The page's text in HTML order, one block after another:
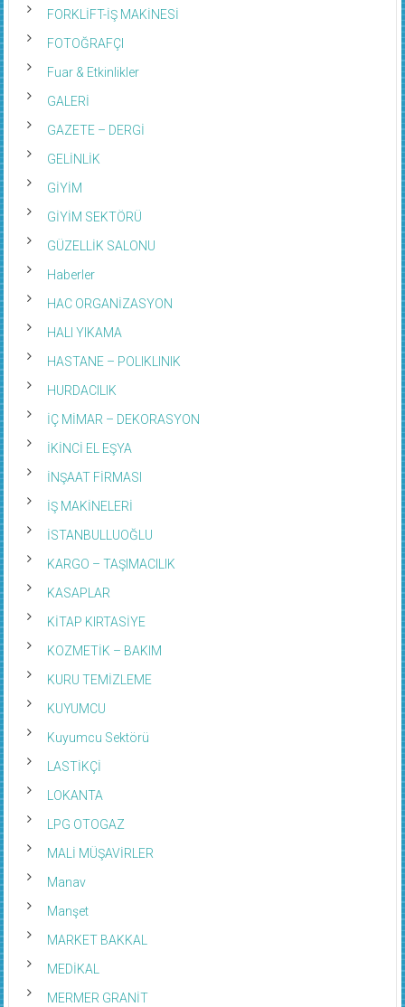
FORKLİFT-İŞ MAKİNESİ
FOTOĞRAFÇI
Fuar & Etkinlikler
GALERİ
GAZETE – DERGİ
GELİNLİK
GİYİM
GİYİM SEKTÖRÜ
GÜZELLİK SALONU
Haberler
HAC ORGANİZASYON
HALI YIKAMA
HASTANE – POLIKLINIK
HURDACILIK
İÇ MİMAR – DEKORASYON
İKİNCİ EL EŞYA
İNŞAAT FİRMASI
İŞ MAKİNELERİ
İSTANBULLUOĞLU
KARGO – TAŞIMACILIK
KASAPLAR
KİTAP KIRTASİYE
KOZMETİK – BAKIM
KURU TEMİZLEME
KUYUMCU
Kuyumcu Sektörü
LASTİKÇİ
LOKANTA
LPG OTOGAZ
MALİ MÜŞAVİRLER
Manav
Manşet
MARKET BAKKAL
MEDİKAL
MERMER GRANİT